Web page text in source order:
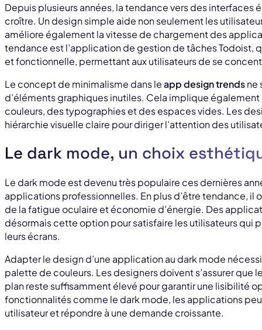
Depuis plusieurs années, la tendance vers des interfaces
croître. Un design simple aide non seulement les
améliore également la vitesse de chargement des
tendance est l’application de gestion de tâches Todoist,
et fonctionnelle, permettant aux utilisateurs de se
Le concept de minimalisme dans leapp design trendsne
d’éléments graphiques inutiles. Cela implique
couleurs, des typographies et des espaces vides. Les
hiérarchie visuelle claire pour diriger l’attention des
Le dark mode, un choix
Le dark mode est devenu très populaire ces dernières
applications professionnelles. En plus d’être tendance, il
de la fatigue oculaire et économie d’énergie. Des
désormais cette option pour satisfaire les utilisateurs qui
leurs écrans.
Adapter le design d’une application au dark mode
palette de couleurs. Les designers doivent s’assurer que
plan reste suffisamment élevé pour garantir une lisibilité
fonctionnalités comme le dark mode, les applications
utilisateur et répondre à une demande croissante.